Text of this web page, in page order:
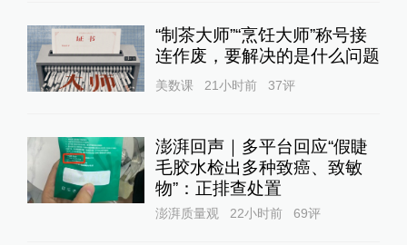
“制茶大师”“烹饪大师”称号接
连作废，要解决的是什么问题
美数课 21小时前 37评
澎湃回声｜多平台回应“假睫
毛胶水检出多种致癌、致敏
物”：正排查处置
澎湃质量观 22小时前 69评